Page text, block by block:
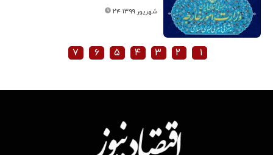
۲۴ شهریور ۱۳۹۹
۱ ۲ ۳ ۴ ۵ ۶ ۷